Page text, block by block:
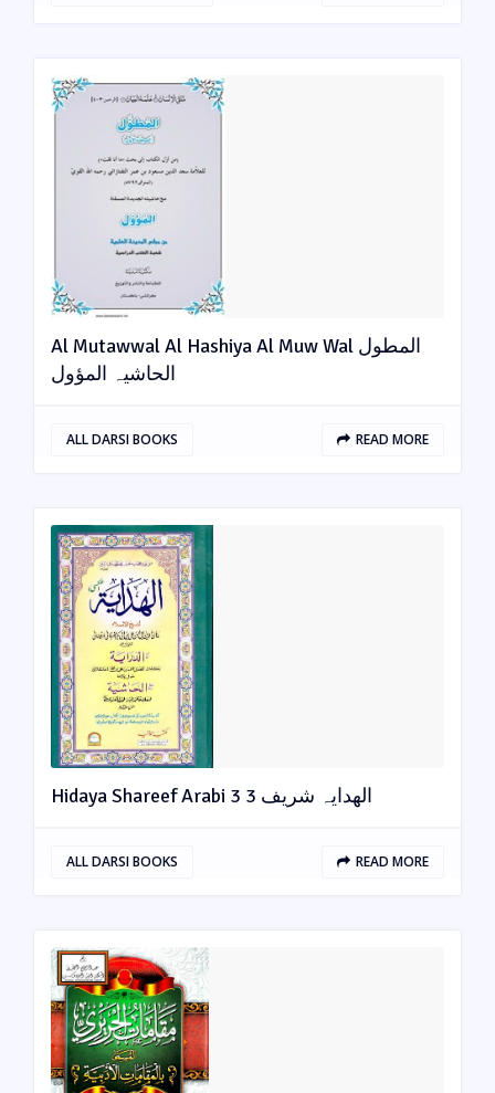
Al Mutawwal Al Hashiya Al Muw Wal المطول
الحاشیہ المؤول
ALL DARSI BOOKS READ MORE
Hidaya Shareef Arabi 3 الھدایہ شریف 3
ALL DARSI BOOKS READ MORE